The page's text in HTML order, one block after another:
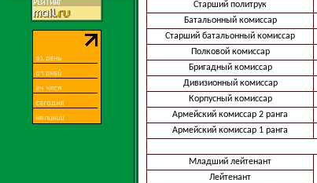
Старший политрук
Батальонный комиссар
Старший батальонный комиссар
Полковой комиссар
Бригадный комиссар
Дивизионный комиссар
Корпусный комиссар
Армейский комиссар 2 ранга
Армейский комиссар 1 ранга
Младший лейтенант
Лейтенант